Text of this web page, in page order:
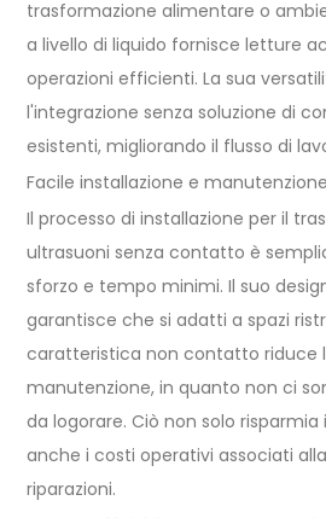
trasformazione alimentare o
a livello di liquido fornisce letture
operazioni efficienti. La sua
l'integrazione senza soluzione di
esistenti, migliorando il flusso di
Facile installazione e manutenzione
Il processo di installazione per il
ultrasuoni senza contatto è
sforzo e tempo minimi. Il suo
garantisce che si adatti a spazi
caratteristica non contatto riduce
manutenzione, in quanto non ci
da logorare. Ciò non solo
anche i costi operativi associati
riparazioni.